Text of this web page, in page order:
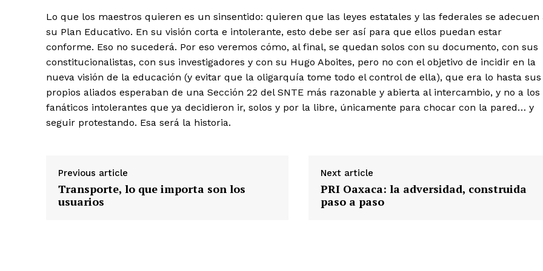
Lo que los maestros quieren es un sinsentido: quieren que las leyes estatales y las federales se adecuen
su Plan Educativo. En su visión corta e intolerante, esto debe ser así para que ellos puedan estar
conforme. Eso no sucederá. Por eso veremos cómo, al final, se quedan solos con su documento, con sus
constitucionalistas, con sus investigadores y con su Hugo Aboites, pero no con el objetivo de incidir en la
nueva visión de la educación (y evitar que la oligarquía tome todo el control de ella), que era lo hasta sus
propios aliados esperaban de una Sección 22 del SNTE más razonable y abierta al intercambio, y no a los
fanáticos intolerantes que ya decidieron ir, solos y por la libre, únicamente para chocar con la pared… y
seguir protestando. Esa será la historia.
Previous article
Transporte, lo que importa son los
usuarios
Next article
PRI Oaxaca: la adversidad, construida
paso a paso